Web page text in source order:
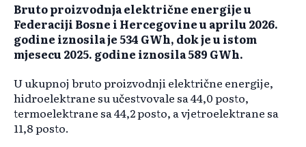
Bruto proizvodnja električne energije u
Federaciji Bosne i Hercegovine u aprilu 2026.
godine iznosila je 534 GWh, dok je u istom
mjesecu 2025. godine iznosila 589 GWh.
U ukupnoj bruto proizvodnji električne energije,
hidroelektrane su učestvovale sa 44,0 posto,
termoelektrane sa 44,2 posto, a vjetroelektrane sa
11,8 posto.